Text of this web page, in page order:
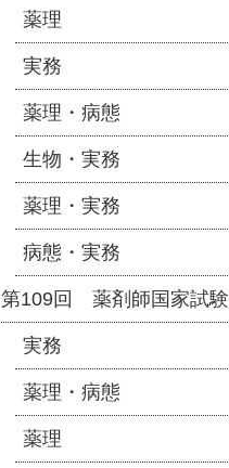
薬理
実務
薬理・病態
生物・実務
薬理・実務
病態・実務
第109回 薬剤師国家試験
実務
薬理・病態
薬理